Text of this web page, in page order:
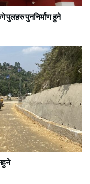
पुलहरु पुननिर्माण हुने